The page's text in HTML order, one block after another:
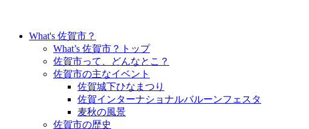
What's 佐賀市？
What’s 佐賀市？トップ
佐賀市って、どんなとこ？
佐賀市の主なイベント
佐賀城下ひなまつり
佐賀インターナショナルバルーンフェスタ
麦秋の風景
佐賀市の歴史